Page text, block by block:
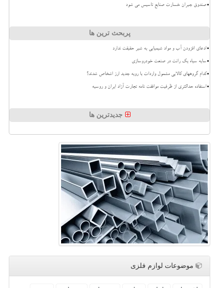
صندوق جبران خسارت صنایع تاسیس می شود
پربحث ترین ها
ادعای افزودن آب و مواد شیمیایی به شیر حقیقت ندارد
سایه سیاه یک رانت در صنعت خودروسازی
کدام گروههای کالایی مشمول واردات با رویه جدید ارز اشخاص شدند؟
استفاده حداکثری از ظرفیت موافقت نامه تجارت آزاد ایران و روسیه
جدیدترین ها
موضوعات لوازم فلزی